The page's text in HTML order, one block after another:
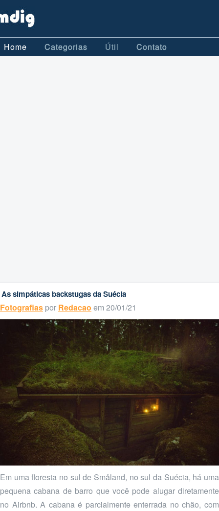
Home Categorias Útil Contato
As simpáticas backstugas da Suécia
Fotografias por Redacao em 20/01/21
Em uma floresta no sul de Småland, no sul da Suécia, há uma
pequena cabana de barro que você pode alugar diretamente
no Airbnb. A cabana é parcialmente enterrada no chão, com